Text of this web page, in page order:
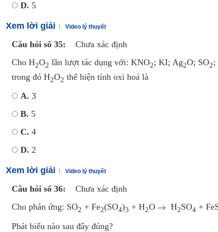
D. 5
Xem lời giải Video lý thuyết
Câu hỏi số 35:
Chưa xác định
Cho H2O2 lần lượt tác dụng với: KNO2; KI; Ag2O; SO2;
trong đó H2O2 thể hiện tính oxi hoá là
A. 3
B. 5
C. 4
D. 2
Xem lời giải Video lý thuyết
Câu hỏi số 36:
Chưa xác định
Cho phản ứng: SO2 + Fe2(SO4)3 + H2O H2SO4 +
Phát biểu nào sau đây đúng?